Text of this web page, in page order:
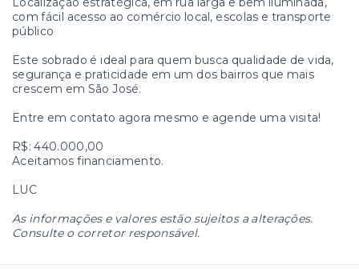
com fácil acesso ao comércio local, escolas e transporte
público
Este sobrado é ideal para quem busca qualidade de vida,
segurança e praticidade em um dos bairros que mais
crescem em São José.
Entre em contato agora mesmo e agende uma visita!
R$: 440.000,00
Aceitamos financiamento.
LUC
As informações e valores estão sujeitos a alterações.
Consulte o corretor responsável.